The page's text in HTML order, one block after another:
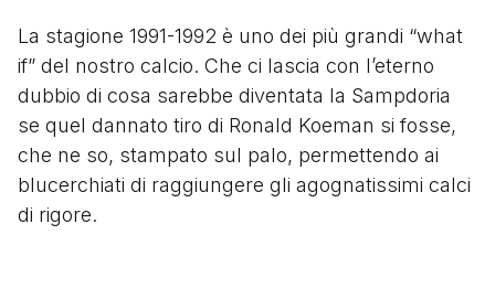
La stagione 1991-1992 è uno dei più grandi “what
if” del nostro calcio. Che ci lascia con l’eterno
dubbio di cosa sarebbe diventata la Sampdoria
se quel dannato tiro di Ronald Koeman si fosse,
che ne so, stampato sul palo, permettendo ai
blucerchiati di raggiungere gli agognatissimi calci
di rigore.